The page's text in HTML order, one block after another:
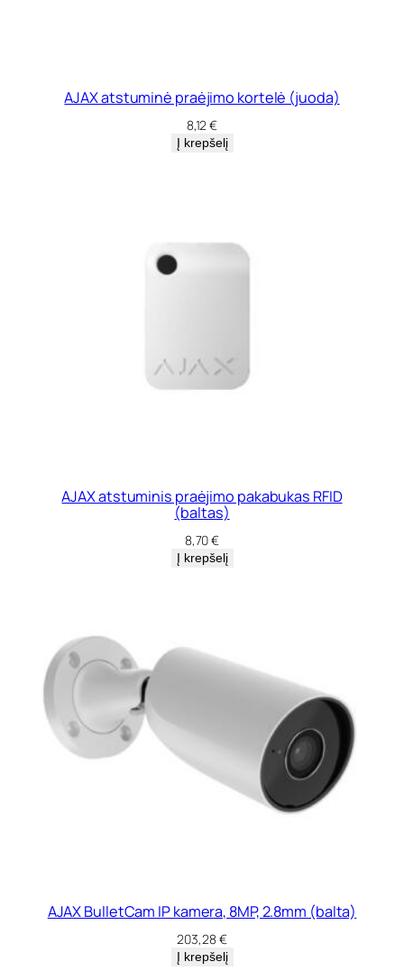
AJAX atstuminė praėjimo kortelė (juoda)
8,12€
Į krepšelį
AJAX atstuminis praėjimo pakabukas RFID
(baltas)
8,70€
Į krepšelį
AJAX BulletCam IP kamera, 8MP, 2.8mm (balta)
203,28€
Į krepšelį